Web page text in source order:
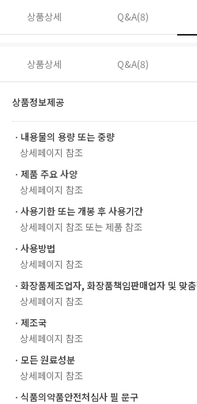
상품상세 Q&A(8)
상품상세 Q&A(8)
상품정보제공
ㆍ내용물의 용량 또는 중량
상세페이지 참조
ㆍ제품 주요 사양
상세페이지 참조
ㆍ사용기한 또는 개봉 후 사용기간
상세페이지 참조 또는 제품 참조
ㆍ사용방법
상세페이지 참조
ㆍ화장품제조업자, 화장품책임판매업자 및 맞
상세페이지 참조
ㆍ제조국
상세페이지 참조
ㆍ모든 원료성분
상세페이지 참조
ㆍ식품의약품안전처심사 필 문구